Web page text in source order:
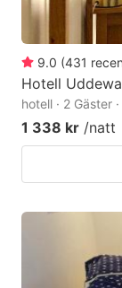
9.0 (431
Hotell
hotell · 2 Gäster
1 338 kr /natt